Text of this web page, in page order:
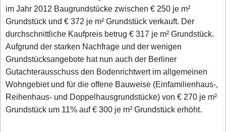
im Jahr 2012 Baugrundstücke zwischen € 250 je m²
Grundstück und € 372 je m² Grundstück verkauft. Der
durchschnittliche Kaufpreis betrug € 317 je m² Grundstück.
Aufgrund der starken Nachfrage und der wenigen
Grundstücksangebote hat nun auch der Berliner
Gutachterausschuss den Bodenrichtwert im allgemeinen
Wohngebiet und für die offene Bauweise (Einfamilienhaus-,
Reihenhaus- und Doppelhausgrundstücke) von € 270 je m²
Grundstück um 11% auf € 300 je m² Grundstück erhöht.